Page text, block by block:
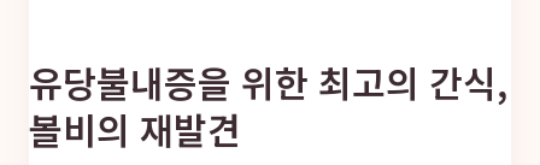
유당불내증을 위한 최고의 간식,
볼비의 재발견